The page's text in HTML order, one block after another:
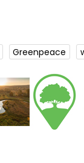
Greenpeace